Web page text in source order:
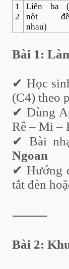
1
2
Liên ba
nốt
nhau)
Bài 1:
✔ Học
(C4) theo
✔ Dùng
Rê – Mi –
✔ Bài
Ngoan
✔ Hướng
tắt đèn
⸻
Bài 2: